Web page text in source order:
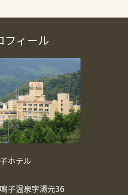
フィール
ホテル
子温泉字湯元36